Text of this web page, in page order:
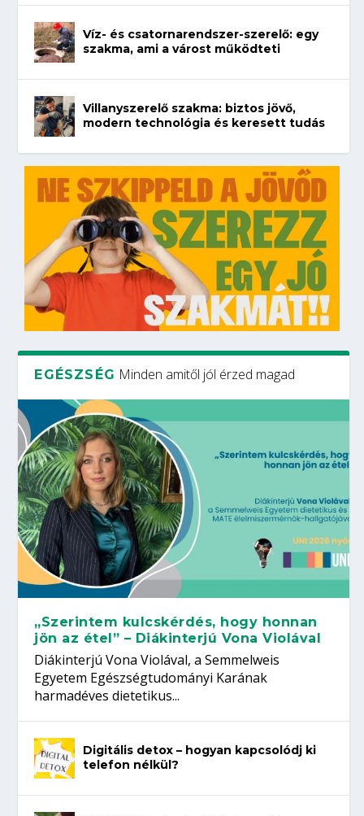
Víz- és csatornarendszer-szerelő: egy
szakma, ami a várost működteti
Villanyszerelő szakma: biztos jövő,
modern technológia és keresett tudás
EGÉSZSÉG Minden amitől jól érzed magad
„Szerintem kulcskérdés, hogy honnan
jön az étel” – Diákinterjú Vona Violával
Diákinterjú Vona Violával, a Semmelweis
Egyetem Egészségtudományi Karának
harmadéves dietetikus...
Digitális detox – hogyan kapcsolódj ki
telefon nélkül?